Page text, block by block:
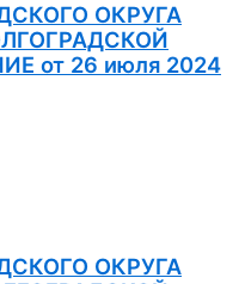
ОКРУГА
от 26 июля 2024
ОКРУГА